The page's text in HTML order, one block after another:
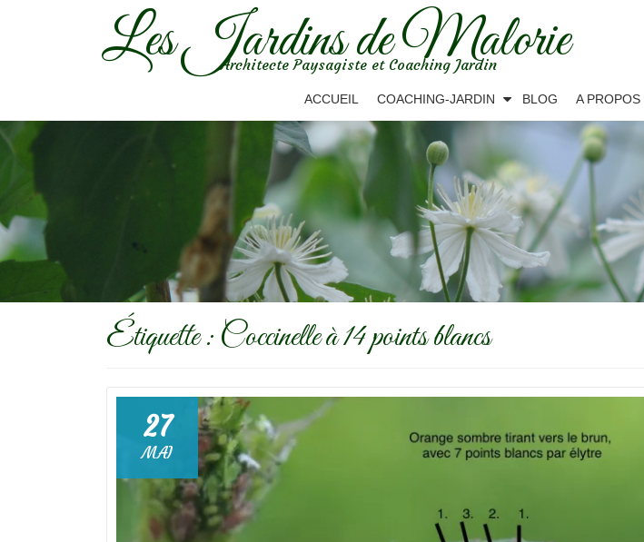
Les Jardins de Malorie
Architecte Paysagiste et Coaching Jardin
ACCUEIL COACHING-JARDIN BLOG A PROPOS
Étiquette : Coccinelle à 14 points blancs
27
MAI